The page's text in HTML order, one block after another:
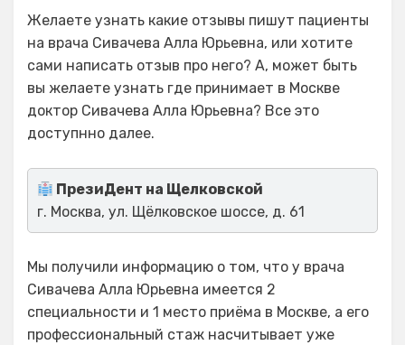
Желаете узнать какие отзывы пишут пациенты
на врача Сивачева Алла Юрьевна, или хотите
сами написать отзыв про него? А, может быть
вы желаете узнать где принимает в Москве
доктор Сивачева Алла Юрьевна? Все это
доступнно далее.
ПрезиДент на Щелковской
г. Москва, ул. Щёлковское шоссе, д. 61
Мы получили информацию о том, что у врача
Сивачева Алла Юрьевна имеется 2
специальности и 1 место приёма в Москве, а его
профессиональный стаж насчитывает уже